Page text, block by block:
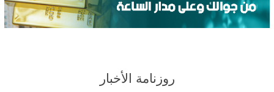
روزنامة الأخبار